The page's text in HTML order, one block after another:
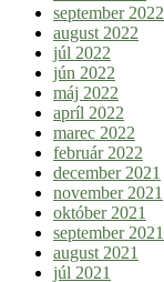
september 2022
august 2022
júl 2022
jún 2022
máj 2022
apríl 2022
marec 2022
február 2022
december 2021
november 2021
október 2021
september 2021
august 2021
júl 2021